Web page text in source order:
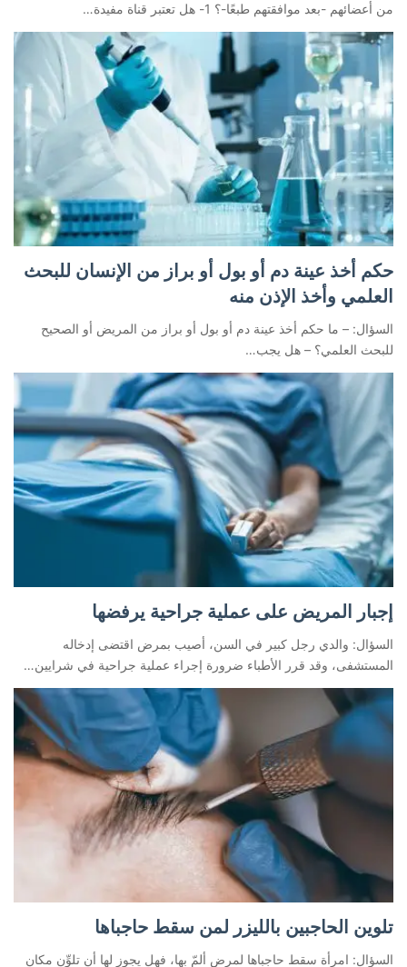
من أعضائهم -بعد موافقتهم طبعًا-؟ 1- هل تعتبر قناة مفيدة…
حكم أخذ عينة دم أو بول أو براز من الإنسان للبحث
العلمي وأخذ الإذن منه
السؤال: – ما حكم أخذ عينة دم أو بول أو براز من المريض أو الصحيح
للبحث العلمي؟ – هل يجب…
إجبار المريض على عملية جراحية يرفضها
السؤال: والدي رجل كبير في السن، أصيب بمرض اقتضى إدخاله
المستشفى، وقد قرر الأطباء ضرورة إجراء عملية جراحية في شرايين…
تلوين الحاجبين بالليزر لمن سقط حاجباها
السؤال: امرأة سقط حاجباها لمرض ألمّ بها، فهل يجوز لها أن تلوِّن مكان